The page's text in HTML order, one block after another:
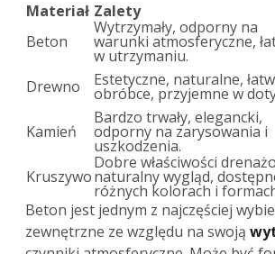
Materiał Zalety
Beton
Wytrzymały, odporny na
warunki atmosferyczne,
w utrzymaniu.
Drewno
Estetyczne, naturalne,
obróbce, przyjemne w
Kamień
Bardzo trwały, elegancki,
odporny na zarysowania i
uszkodzenia.
Kruszywo
Dobre właściwości
naturalny wygląd,
różnych kolorach i
Beton jest jednym z najczęściej
zewnętrzne ze względu na swoją